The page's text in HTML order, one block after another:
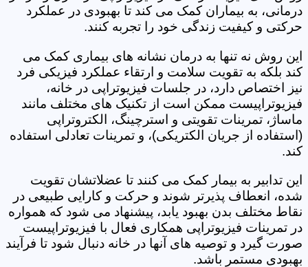
درمانی، به بیماران کمک می کند تا بهبودی در عملکرد
حرکتی و کیفیت زندگی خود را تجربه کنند.
این روش نه تنها به درمان نشانه های بیماری کمک می
کند بلکه به تقویت سلامت و ارتقاء عملکرد فیزیکی فرد
نیز اختصاص دارد، در جلسات فیزیوتراپی در خانه،
فیزیوتراپیست ممکن است از تکنیک های مختلف مانند
ماساژ، تمرینات تقویتی و استرچینگ، الکتروتراپی
(استفاده از جریان الکتریکی)، و تمرینات تعادلی استفاده
کند.
این تدابیر به بیمار کمک می کنند تا عضلاتشان تقویت
شده، انعطاف پذیرتر شوند و حرکت و کارایی طبیعی در
نقاط مختلف بدن بهبود یابد، پیشنهاد می شود که همواره
در تمرینات فیزیوتراپی همکاری فعال با فیزیوتراپیست
صورت گیرد و توصیه های آنها در خانه دنبال شود تا فرآیند
بهبودی مستمر باشد.